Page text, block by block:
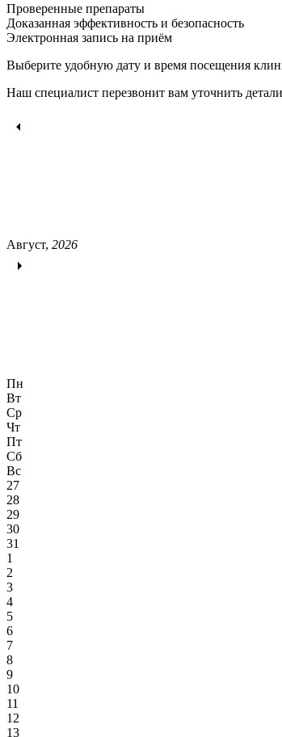
Проверенные препараты
Доказанная эффективность и безопасность
Электронная запись на приём
Выберите удобную дату и время посещения
Наш специалист перезвонит вам уточнить
Август, 2026
Пн
Вт
Ср
Чт
Пт
Сб
Вс
27
28
29
30
31
1
2
3
4
5
6
7
8
9
10
11
12
13